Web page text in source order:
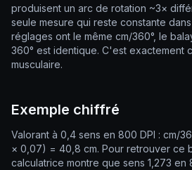
produisent un arc de rotation ~3×
seule mesure qui reste constante
réglages ont le même cm/360°, le
360° est identique. C'est exactement
musculaire.
Exemple chiffré
Valorant à 0,4 sens en 800 DPI : cm/
× 0,07) = 40,8 cm. Pour retrouver ce
calculatrice montre que sens 1,273 en